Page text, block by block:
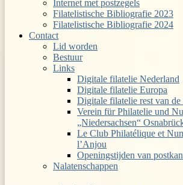
Internet met postzegels
Filatelistische Bibliografie 2023
Filatelistische Bibliografie 2024
Contact
Lid worden
Bestuur
Links
Digitale filatelie Nederland
Digitale filatelie Europa
Digitale filatelie rest van
Verein für Philatelie und
„Niedersachsen“
Le Club Philatélique et
l’Anjou
Openingstijden van
Nalatenschappen